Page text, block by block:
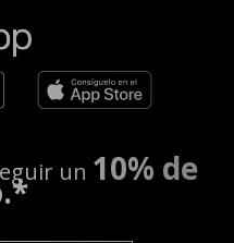
un 10% de